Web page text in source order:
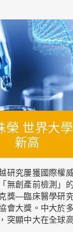
榮 世界大
新高
研究屢獲國際權
無創產前檢測」
獎—臨床醫學研
會大獎。中大於
突顯中大在全球